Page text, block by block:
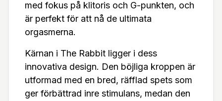
ell utforskning och njutning om att våga testa nya
saker och utforska varandras önskningar. The Ra
bbit är en perfekt introduktion till en ny värld av s
ensationer, och de medföljande frågorna och svar
en ger dig värdefulla tips och råd för att maximera
din njutning, oavfall om du utforskar detta tillsam
mans med en partner eller på egen hand. Frågorn
med fokus på klitoris och G-punkten, och
är perfekt för att nå de ultimata
orgasmerna.
Kärnan i The Rabbit ligger i dess
innovativa design. Den böjliga kroppen är
utformad med en bred, räfflad spets som
ger förbättrad inre stimulans, medan den